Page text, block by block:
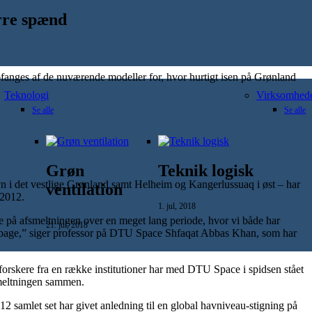
spænd
Teknologi
Grøn
ventilation
21. jul, 2018
Teknik logisk
1. jul, 2018
af de nuværende modeller for, hvor hurtigt isen på Grønland
i det vestlige Grønland samt Helheim og Kangerlussuaq i øst – har
afsmeltningen over en meget lang periode, hvor vi både har
siger professor på DTU Space Shfaqat Abbas Khan, som har
fra en række institutioner har med DTU Space i spidsen stået
sammen.
samlet set har givet anledning til en global havniveau-stigning på